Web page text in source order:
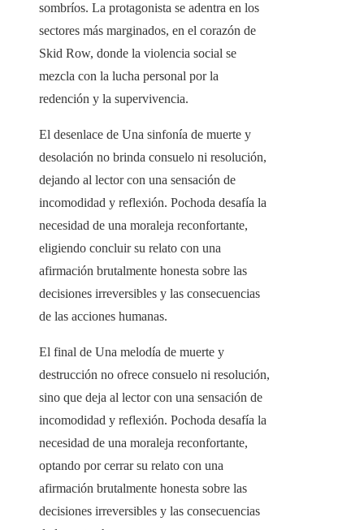
sombríos. La protagonista se adentra en los
sectores más marginados, en el corazón de
Skid Row, donde la violencia social se
mezcla con la lucha personal por la
redención y la supervivencia.
El desenlace de Una sinfonía de muerte y
desolación no brinda consuelo ni resolución,
dejando al lector con una sensación de
incomodidad y reflexión. Pochoda desafía la
necesidad de una moraleja reconfortante,
eligiendo concluir su relato con una
afirmación brutalmente honesta sobre las
decisiones irreversibles y las consecuencias
de las acciones humanas.
El final de Una melodía de muerte y
destrucción no ofrece consuelo ni resolución,
sino que deja al lector con una sensación de
incomodidad y reflexión. Pochoda desafía la
necesidad de una moraleja reconfortante,
optando por cerrar su relato con una
afirmación brutalmente honesta sobre las
decisiones irreversibles y las consecuencias